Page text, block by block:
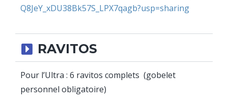
Q8JeY_xDU38Bk57S_LPX7qagb?usp=sharing
RAVITOS
Pour l’Ultra : 6 ravitos complets (gobelet
personnel obligatoire)